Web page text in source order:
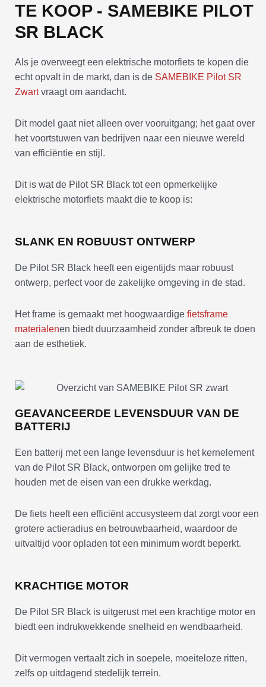
TE KOOP - SAMEBIKE PILOT
SR BLACK
Als je overweegt een elektrische motorfiets te kopen die
echt opvalt in de markt, dan is de SAMEBIKE Pilot SR
Zwartvraagt om aandacht.
Dit model gaat niet alleen over vooruitgang; het gaat over
het voortstuwen van bedrijven naar een nieuwe wereld
van efficiëntie en stijl.
Dit is wat de Pilot SR Black tot een opmerkelijke
elektrische motorfiets maakt die te koop is:
SLANK EN ROBUUST ONTWERP
De Pilot SR Black heeft een eigentijds maar robuust
ontwerp, perfect voor de zakelijke omgeving in de stad.
Het frame is gemaakt met hoogwaardige fietsframe
materialenen biedt duurzaamheid zonder afbreuk te doen
aan de esthetiek.
GEAVANCEERDE LEVENSDUUR VAN DE
BATTERIJ
Een batterij met een lange levensduur is het kernelement
van de Pilot SR Black, ontworpen om gelijke tred te
houden met de eisen van een drukke werkdag.
De fiets heeft een efficiënt accusysteem dat zorgt voor een
grotere actieradius en betrouwbaarheid, waardoor de
uitvaltijd voor opladen tot een minimum wordt beperkt.
KRACHTIGE MOTOR
De Pilot SR Black is uitgerust met een krachtige motor en
biedt een indrukwekkende snelheid en wendbaarheid.
Dit vermogen vertaalt zich in soepele, moeiteloze ritten,
zelfs op uitdagend stedelijk terrein.